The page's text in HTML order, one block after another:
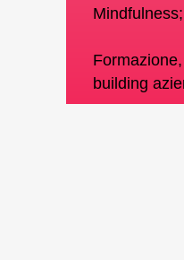
Mindfulness;
building